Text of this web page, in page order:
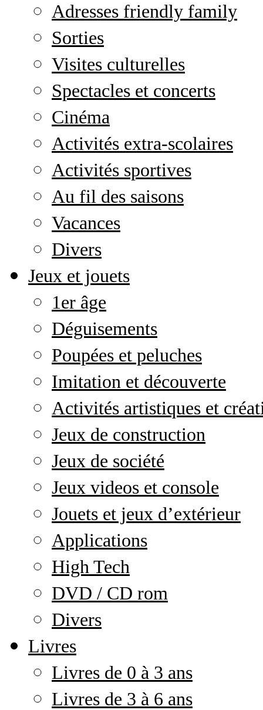
Adresses friendly family
Sorties
Visites culturelles
Spectacles et concerts
Cinéma
Activités extra-scolaires
Activités sportives
Au fil des saisons
Vacances
Divers
Jeux et jouets
1er âge
Déguisements
Poupées et peluches
Imitation et découverte
Activités artistiques et
Jeux de construction
Jeux de société
Jeux videos et console
Jouets et jeux d’extérieur
Applications
High Tech
DVD / CD rom
Divers
Livres
Livres de 0 à 3 ans
Livres de 3 à 6 ans